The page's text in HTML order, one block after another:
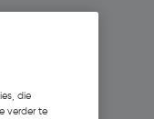
die
verder te